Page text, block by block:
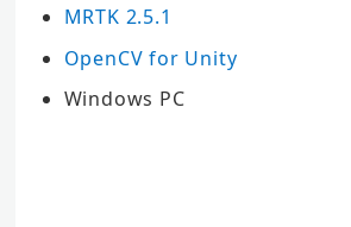
MRTK 2.5.1
OpenCV for Unity
Windows PC